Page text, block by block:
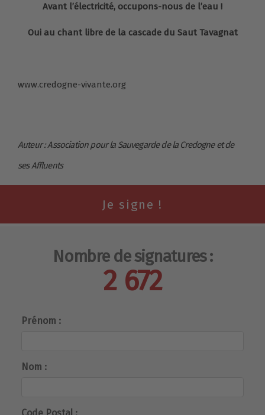
Avant l’électricité, occupons-nous de l’eau !
Oui au chant libre de la cascade du Saut Tavagnat
www.credogne-vivante.org
Auteur : Association pour la Sauvegarde de la Credogne et de
ses Affluents
Nombre de signatures :
2 672
Prénom :
Nom :